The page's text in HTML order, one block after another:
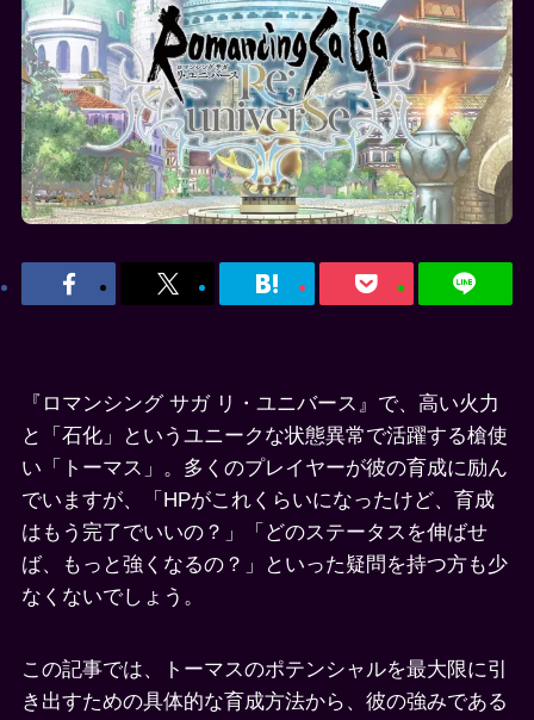
『ロマンシング サガ リ・ユニバース』で、高い火力
と「石化」というユニークな状態異常で活躍する槍使
い「トーマス」。多くのプレイヤーが彼の育成に励ん
でいますが、「HPがこれくらいになったけど、育成
はもう完了でいいの？」「どのステータスを伸ばせ
ば、もっと強くなるの？」といった疑問を持つ方も少
なくないでしょう。
この記事では、トーマスのポテンシャルを最大限に引
き出すための具体的な育成方法から、彼の強みである